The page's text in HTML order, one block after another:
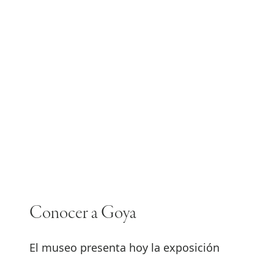
Conocer a Goya
El museo presenta hoy la exposición